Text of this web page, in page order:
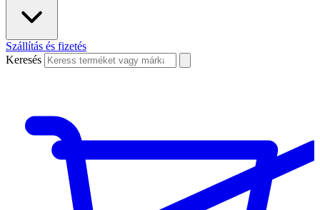
Szállítás és fizetés
Keresés